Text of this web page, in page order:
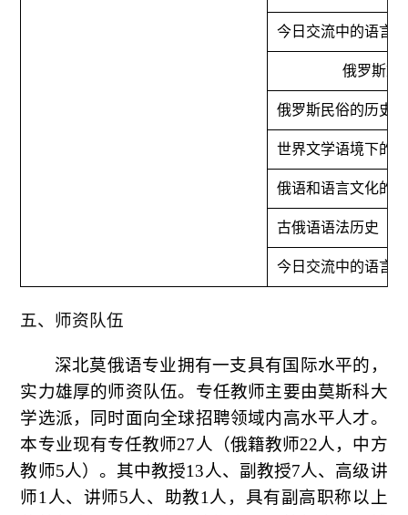
今日交流中的语言
俄罗斯文
俄罗斯民俗的历史
世界文学语境下的
俄语和语言文化的
古俄语语法历史
今日交流中的语言
五、师资队伍
深北莫俄语专业拥有一支具有国际水平的，
实力雄厚的师资队伍。专任教师主要由莫斯科大
学选派，同时面向全球招聘领域内高水平人才。
本专业现有专任教师27人（俄籍教师22人，中方
教师5人）。其中教授13人、副教授7人、高级讲
师1人、讲师5人、助教1人，具有副高职称以上